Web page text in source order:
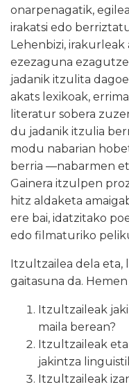
onarpenagatik,
irakatsi edo
Lehenbizi,
ezezaguna
jadanik itzulita
akats lexikoak,
literatur sobera
du jadanik itzulia
modu nabarian
berria —nabarmen
Gainera itzulpen
hitz aldaketa
ere bai, idatzitako
edo filmaturiko
Itzultzailea dela eta,
gaitasuna da.
Itzultzaileak
maila berean?
Itzultzaileak
jakintza
Itzultzaileak